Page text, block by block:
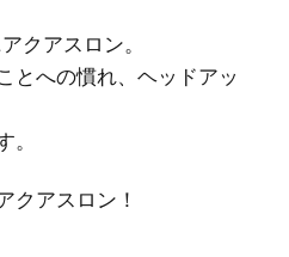
クアスロン。
とへの慣れ、ヘッドアッ
クアスロン！